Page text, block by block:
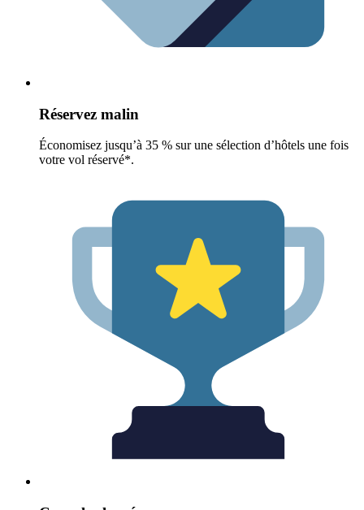
Réservez malin
Économisez jusqu’à 35 % sur une sélection d’hôtels une fois
votre vol réservé*.